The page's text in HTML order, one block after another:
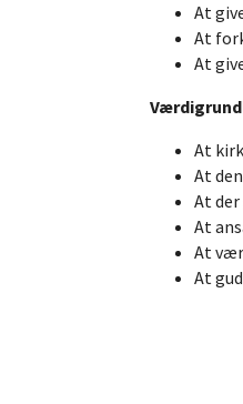
At
At
At
At
At
At
At
At
At